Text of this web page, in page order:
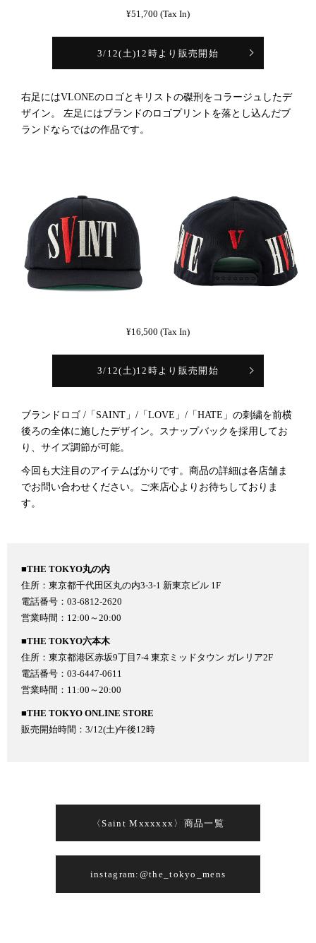
¥51,700 (Tax In)
3/12(土)12時より販売開始
右足にはVLONEのロゴとキリストの磔刑をコラージュしたデ
ザイン。 左足にはブランドのロゴプリントを落とし込んだブ
ランドならではの作品です。
¥16,500 (Tax In)
3/12(土)12時より販売開始
ブランドロゴ /「SAINT」/「LOVE」/「HATE」の刺繍を前横
後ろの全体に施したデザイン。スナップバックを採用してお
り、サイズ調節が可能。
今回も大注目のアイテムばかりです。商品の詳細は各店舗ま
でお問い合わせください。ご来店心よりお待ちしておりま
す。
■THE TOKYO丸の内
住所：東京都千代田区丸の内3-3-1 新東京ビル 1F
電話番号：03-6812-2620
営業時間：12:00～20:00
■THE TOKYO六本木
住所：東京都港区赤坂9丁目7-4 東京ミッドタウン ガレリア2F
電話番号：03-6447-0611
営業時間：11:00～20:00
■THE TOKYO ONLINE STORE
販売開始時間：3/12(土)午後12時
〈Saint Mxxxxxx〉商品一覧
instagram:@the_tokyo_mens